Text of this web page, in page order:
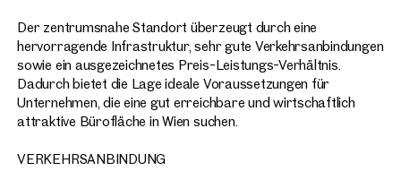
Der zentrumsnahe Standort überzeugt durch eine
hervorragende Infrastruktur, sehr gute Verkehrsanbindungen
sowie ein ausgezeichnetes Preis-Leistungs-Verhältnis.
Dadurch bietet die Lage ideale Voraussetzungen für
Unternehmen, die eine gut erreichbare und wirtschaftlich
attraktive Bürofläche in Wien suchen.
VERKEHRSANBINDUNG